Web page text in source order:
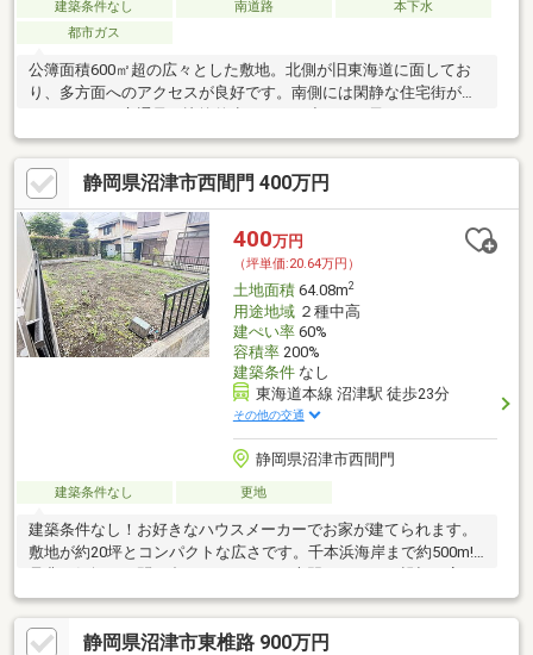
建築条件なし 南道路
本下水
都市ガス
公簿面積600㎡超の広々とした敷地。北側が旧東海道に面してお
り、多方面へのアクセスが良好です。南側には閑静な住宅街が広
安心ですね♪現在古家が建っていますが、解体後更地でのお引渡し
となります。
静岡県沼津市西間門 400万円
400万円
（坪単価:20.64万円）
土地面積64.08m2
用途地域２種中高
建ぺい率60%
容積率200%
建築条件なし
東海道本線 沼津駅 徒歩23分
その他の交通
静岡県沼津市西間門
建築条件なし 更地
建築条件なし！お好きなハウスメーカーでお家が建てられます。
敷地が約20坪とコンパクトな広さです。千本浜海岸まで約500m!
是非お気軽にお問い合わせください。専門スタッフが親切丁寧に
対応いたします。
静岡県沼津市東椎路 900万円